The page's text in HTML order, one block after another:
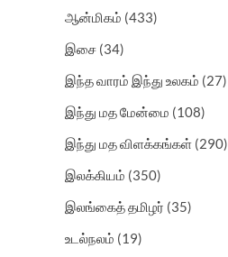
ஆன்மிகம் (433)
இசை (34)
இந்த வாரம் இந்து உலகம் (27)
இந்து மத மேன்மை (108)
இந்து மத விளக்கங்கள் (290)
இலக்கியம் (350)
இலங்கைத் தமிழர் (35)
உடல்நலம் (19)